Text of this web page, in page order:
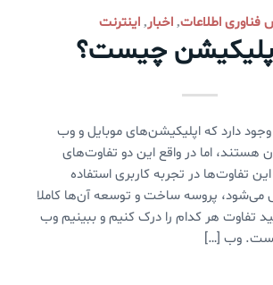
فناوری اطلاعات, اخبار, اینترنت
چیست؟
دارد که اپلیکیشن‌های موبایل و وب
هستند، اما در واقع این دو تفاوت‌های
تفاوت‌ها در تجربه کاربری استفاده
پروسه ساخت و توسعه آن‌ها کاملا
تفاوت هر کدام را درک کنیم و ببینیم وب
وب […]